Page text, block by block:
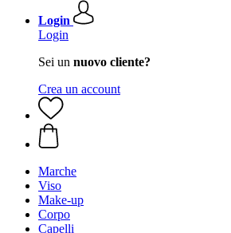
Login
Login
Sei un nuovo cliente?
Crea un account
Marche
Viso
Make-up
Corpo
Capelli